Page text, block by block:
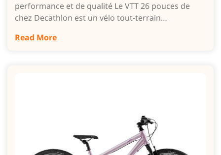
performance et de qualité Le VTT 26 pouces de
chez Decathlon est un vélo tout-terrain…
Read More